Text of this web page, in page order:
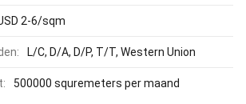
2-6/sqm
L/C, D/A, D/P, T/T, Western Union
500000 squremeters per maand